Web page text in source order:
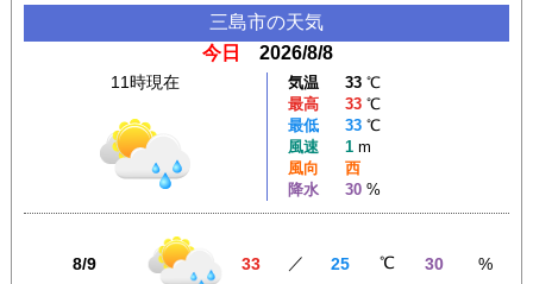
三島市の天気
今日2026/8/8
11時現在 気温 33℃
最高
33℃
最低
33℃
風速
1m
風向
西
降水
30%
8/9 33 ／ 25 ℃ 30 %